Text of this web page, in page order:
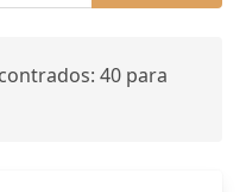
40 para